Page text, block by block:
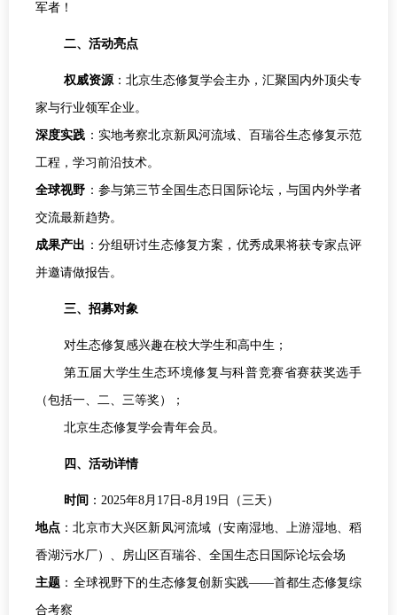
军者！
二、活动亮点
权威资源：北京生态修复学会主办，汇聚国内外顶尖专
家与行业领军企业。
深度实践 ：实地考察北京新凤河流域、百瑞谷生态修复示范
工程，学习前沿技术。
全球视野 ：参与第三节全国生态日国际论坛，与国内外学者
交流最新趋势。
成果产出 ：分组研讨生态修复方案，优秀成果将获专家点评
并邀请做报告。
三、招募对象
对生态修复感兴趣在校大学生和高中生；
第五届大学生生态环境修复与科普竞赛省赛获奖选手
（包括一、二、三等奖）；
北京生态修复学会青年会员。
四、活动详情
时间 ：2025年8月17日-8月19日（三天）
地点 ：北京市大兴区新凤河流域（安南湿地、上游湿地、稻
香湖污水厂）、房山区百瑞谷、全国生态日国际论坛会场
主题 ：全球视野下的生态修复创新实践——首都生态修复综
合考察